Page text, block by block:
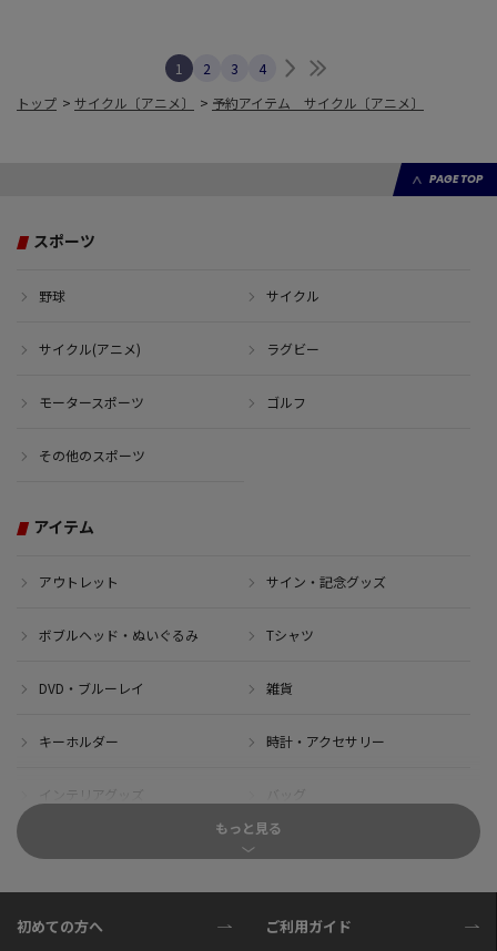
1 2 3 4 次へ
トップ > サイクル〔アニメ〕 > 予約アイテム サイクル〔アニメ〕
PAGE TOP
スポーツ
野球 サイクル
サイクル(アニメ) ラグビー
モータースポーツ ゴルフ
その他のスポーツ
アイテム
アウトレット サイン・記念グッズ
ボブルヘッド・ぬいぐるみ Tシャツ
DVD・ブルーレイ 雑貨
キーホルダー 時計・アクセサリー
インテリアグッズ
もっと見る
初めての方へ ご利用ガイド